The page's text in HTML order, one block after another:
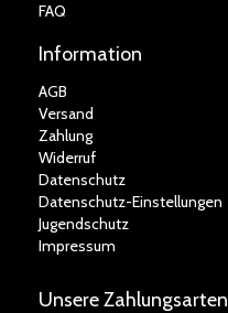
FAQ
Information
AGB
Versand
Zahlung
Widerruf
Datenschutz
Datenschutz-Einstellungen
Jugendschutz
Impressum
Unsere Zahlungsarten